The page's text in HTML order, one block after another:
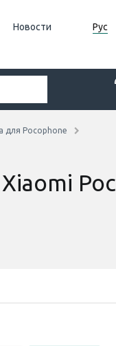
Рус
Новости
для Pocophone